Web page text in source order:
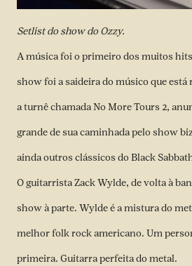
Setlist do show do Ozzy.
A música foi o primeiro dos muitos
show foi a saideira do músico que
a turnê chamada No More Tours 2,
grande de sua caminhada pelo show
ainda outros clássicos do Black
O guitarrista Zack Wylde, de volta à
show à parte. Wylde é a mistura do
melhor folk rock americano. Um
primeira. Guitarra perfeita do metal.